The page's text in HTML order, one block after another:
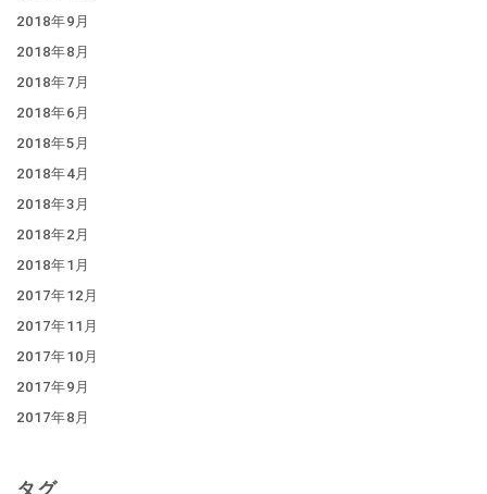
2018年9月
2018年8月
2018年7月
2018年6月
2018年5月
2018年4月
2018年3月
2018年2月
2018年1月
2017年12月
2017年11月
2017年10月
2017年9月
2017年8月
タグ